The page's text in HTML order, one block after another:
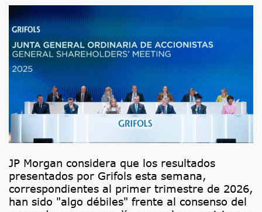
JP Morgan considera que los resultados
presentados por Grifols esta semana,
correspondientes al primer trimestre de 2026,
han sido "algo débiles" frente al consenso del